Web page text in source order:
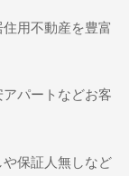
用不動産を豊富
パートなどお客
保証人無しなど